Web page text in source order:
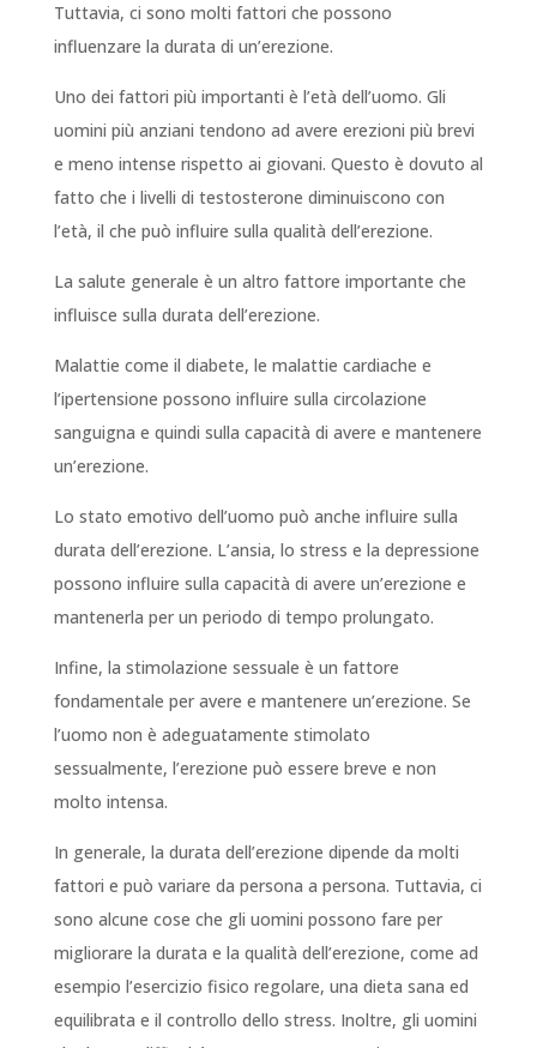
Tuttavia, ci sono molti fattori che possono
influenzare la durata di un’erezione.
Uno dei fattori più importanti è l’età dell’uomo. Gli
uomini più anziani tendono ad avere erezioni più brevi
e meno intense rispetto ai giovani. Questo è dovuto al
fatto che i livelli di testosterone diminuiscono con
l’età, il che può influire sulla qualità dell’erezione.
La salute generale è un altro fattore importante che
influisce sulla durata dell’erezione.
Malattie come il diabete, le malattie cardiache e
l’ipertensione possono influire sulla circolazione
sanguigna e quindi sulla capacità di avere e mantenere
un’erezione.
Lo stato emotivo dell’uomo può anche influire sulla
durata dell’erezione. L’ansia, lo stress e la depressione
possono influire sulla capacità di avere un’erezione e
mantenerla per un periodo di tempo prolungato.
Infine, la stimolazione sessuale è un fattore
fondamentale per avere e mantenere un’erezione. Se
l’uomo non è adeguatamente stimolato
sessualmente, l’erezione può essere breve e non
molto intensa.
In generale, la durata dell’erezione dipende da molti
fattori e può variare da persona a persona. Tuttavia, ci
sono alcune cose che gli uomini possono fare per
migliorare la durata e la qualità dell’erezione, come ad
esempio l’esercizio fisico regolare, una dieta sana ed
equilibrata e il controllo dello stress. Inoltre, gli uomini